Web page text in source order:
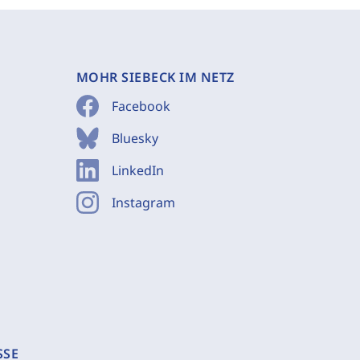
MOHR SIEBECK IM NETZ
Facebook
Bluesky
LinkedIn
Instagram